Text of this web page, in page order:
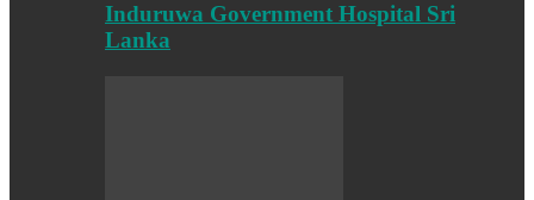
Induruwa Government Hospital Sri
Lanka